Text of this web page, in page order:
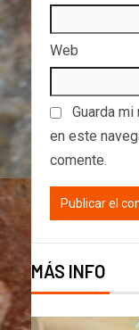
Web
Guarda
en este
comente.
MÁS INFO